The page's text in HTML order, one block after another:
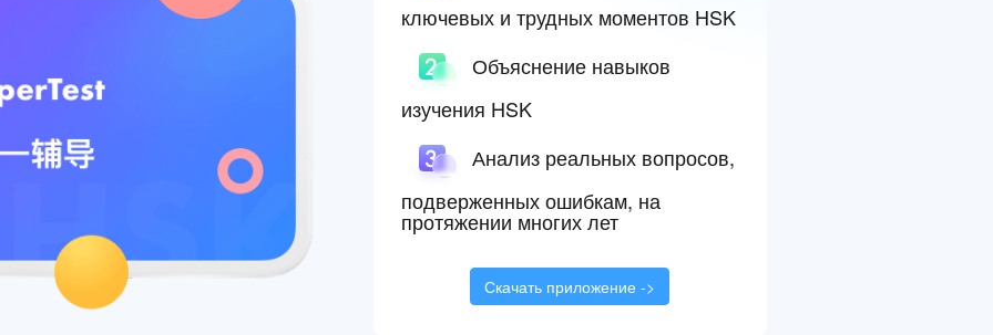
ключевых и трудных моментов HSK
Объяснение навыков
изучения HSK
Анализ реальных вопросов,
подверженных ошибкам, на
протяжении многих лет
Скачать приложение ->